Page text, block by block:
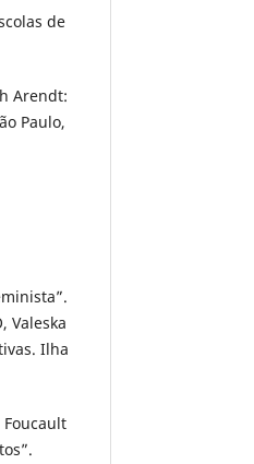
de
Arendt:
Paulo,
Valeska
Ilha
Foucault